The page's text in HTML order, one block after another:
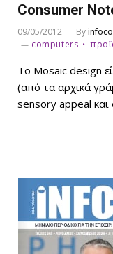
Consumer
09/05/2012 By
computers
Το Mosaic design
(από τα αρχικά
sensory appeal